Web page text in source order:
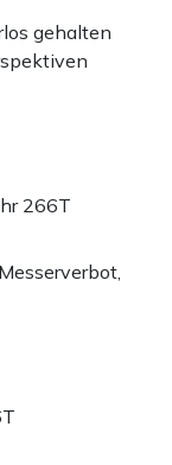
gehalten
266T